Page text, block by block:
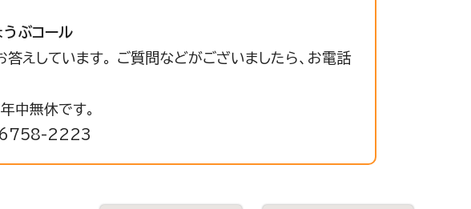
ぶコール
えしています。 ご質問などがございましたら、お電話
中無休です。
6758-2223